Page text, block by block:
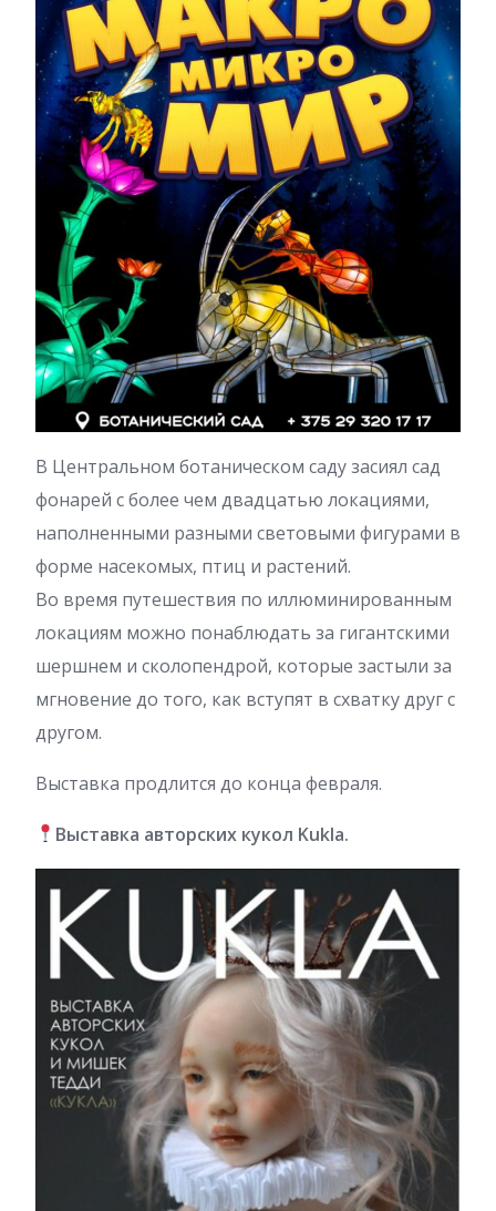
В Центральном ботаническом саду засиял сад
фонарей с более чем двадцатью локациями,
наполненными разными световыми фигурами в
форме насекомых, птиц и растений.
Во время путешествия по иллюминированным
локациям можно понаблюдать за гигантскими
шершнем и сколопендрой, которые застыли за
мгновение до того, как вступят в схватку друг с
другом.
Выставка продлится до конца февраля.
Выставка авторских кукол Kukla.